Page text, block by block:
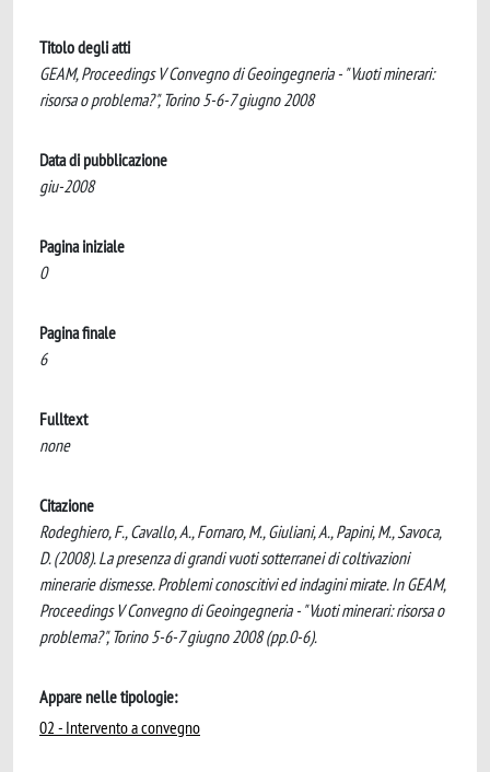
Titolo degli atti
GEAM, Proceedings V Convegno di Geoingegneria - "Vuoti minerari:
risorsa o problema?", Torino 5-6-7 giugno 2008
Data di pubblicazione
giu-2008
Pagina iniziale
0
Pagina finale
6
Fulltext
none
Citazione
Rodeghiero, F., Cavallo, A., Fornaro, M., Giuliani, A., Papini, M., Savoca,
D. (2008). La presenza di grandi vuoti sotterranei di coltivazioni
minerarie dismesse. Problemi conoscitivi ed indagini mirate. In GEAM,
Proceedings V Convegno di Geoingegneria - "Vuoti minerari: risorsa o
problema?", Torino 5-6-7 giugno 2008 (pp.0-6).
Appare nelle tipologie:
02 - Intervento a convegno